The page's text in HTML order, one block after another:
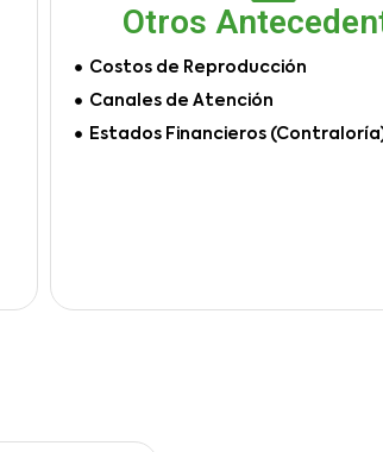
Otros
Costos de Reproducción
Canales de Atención
Estados Financieros